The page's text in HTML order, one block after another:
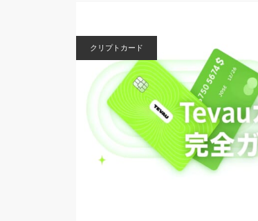
クリプトカード